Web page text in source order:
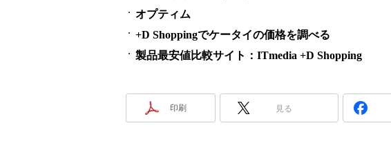
オプティム
+D Shoppingでケータイの価格を調べる
製品最安値比較サイト：ITmedia +D Shopping
印刷 見る